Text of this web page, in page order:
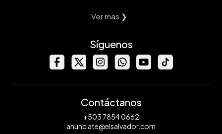
Ver mas ❯
Síguenos
Contáctanos
+503 7854 0662
anunciate@elsalvador.com